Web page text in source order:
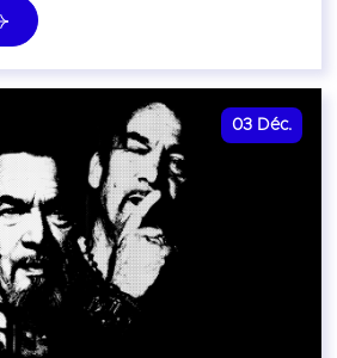
03 Déc.